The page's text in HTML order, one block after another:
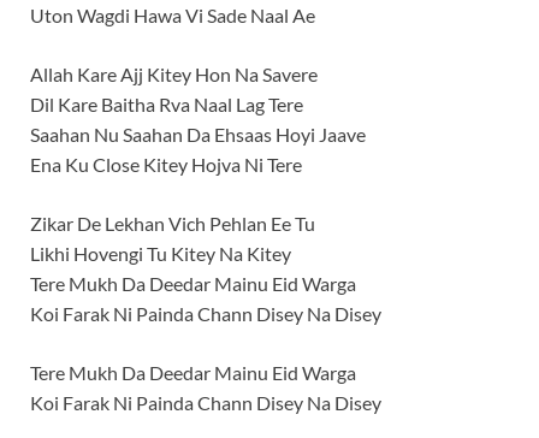
Uton Wagdi Hawa Vi Sade Naal Ae
Allah Kare Ajj Kitey Hon Na Savere
Dil Kare Baitha Rva Naal Lag Tere
Saahan Nu Saahan Da Ehsaas Hoyi Jaave
Ena Ku Close Kitey Hojva Ni Tere
Zikar De Lekhan Vich Pehlan Ee Tu
Likhi Hovengi Tu Kitey Na Kitey
Tere Mukh Da Deedar Mainu Eid Warga
Koi Farak Ni Painda Chann Disey Na Disey
Tere Mukh Da Deedar Mainu Eid Warga
Koi Farak Ni Painda Chann Disey Na Disey